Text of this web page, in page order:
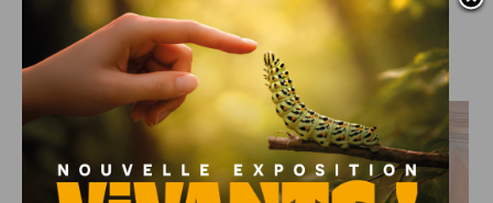
de l’ensemble des premiers crus du domaine, en parts
équivalentes.